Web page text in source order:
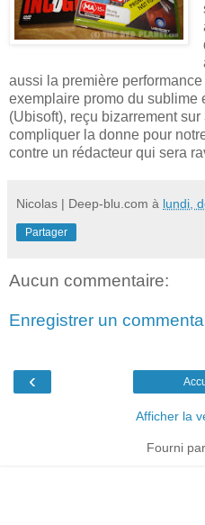
aussi la première
exemplaire promo du sublime
(Ubisoft), reçu bizarrement
compliquer la donne pour
contre un rédacteur qui sera
Nicolas | Deep-blu.com à lundi,
Partager
Aucun commentaire:
Enregistrer un
‹
Afficher la
Fourni par